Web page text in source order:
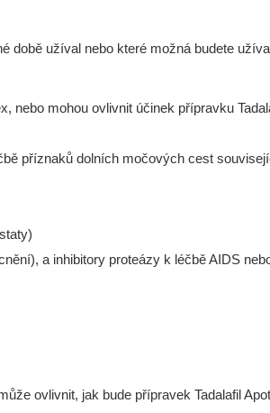
době užíval nebo které možná budete
nebo mohou ovlivnit účinek přípravku
příznaků dolních močových cest
a inhibitory proteázy k léčbě AIDS
ovlivnit, jak bude přípravek Tadalafil